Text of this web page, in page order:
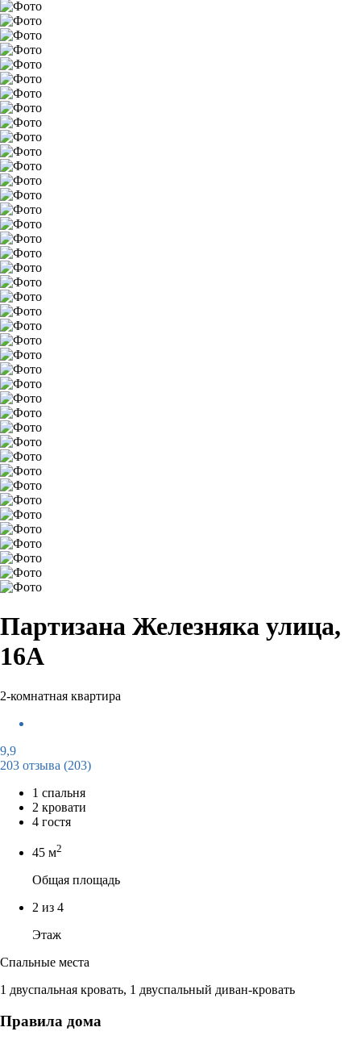
Партизана Железняка улица,
16А
2-комнатная квартира
9,9
203 отзыва (203)
1 спальня
2 кровати
4 гостя
45 м2
Общая площадь
2 из 4
Этаж
Спальные места
1 двуспальная кровать, 1 двуспальный диван-кровать
Правила дома